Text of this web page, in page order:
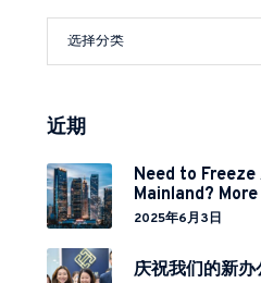
近期
Need to
Mainland?
Institutions
2025年6月3日
庆祝我们的新